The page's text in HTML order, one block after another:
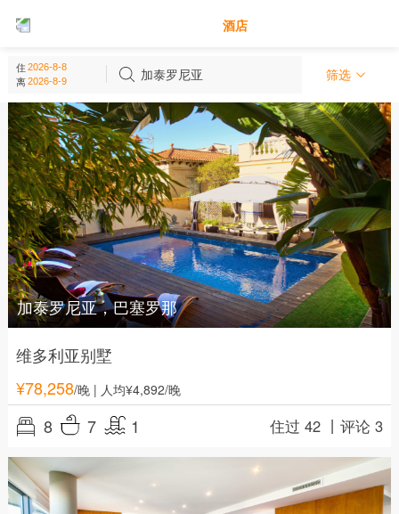
酒店
住
离
加泰罗尼亚 筛选
加泰罗尼亚 - 西班牙
加泰罗尼亚，巴塞罗那
维多利亚别墅
¥78,258/晚| 人均¥4,892/晚
8 7 1 住过 42 丨评论 3